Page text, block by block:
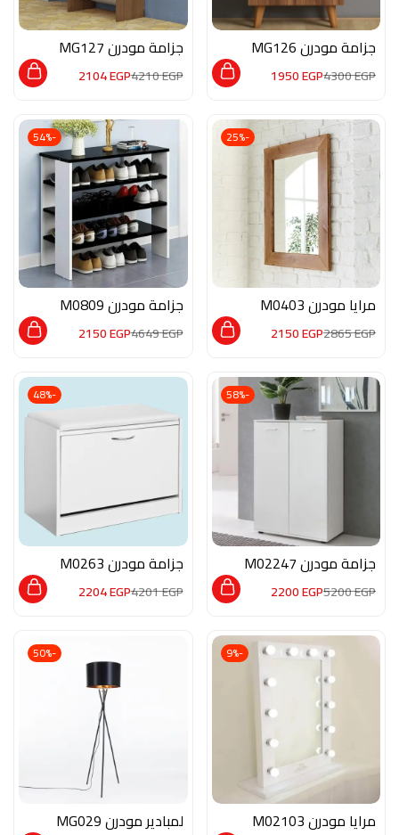
جزامة مودرن MG126
4300EGP
1950EGP
جزامة مودرن MG127
4210EGP
2104EGP
-25%
مرايا مودرن M0403
2865EGP
2150EGP
-54%
جزامة مودرن M0809
4649EGP
2150EGP
-58%
جزامة مودرن M02247
5200EGP
2200EGP
-48%
جزامة مودرن M0263
4201EGP
2204EGP
-9%
مرايا مودرن M02103
-50%
لمبادير مودرن MG029